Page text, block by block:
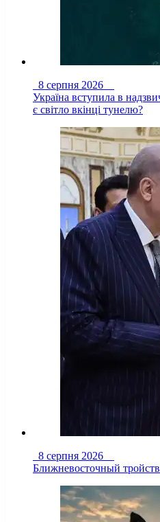
8 серпня 2026
Україна вступила в
є світло вкінці тунелю?
8 серпня 2026
Ближневосточный